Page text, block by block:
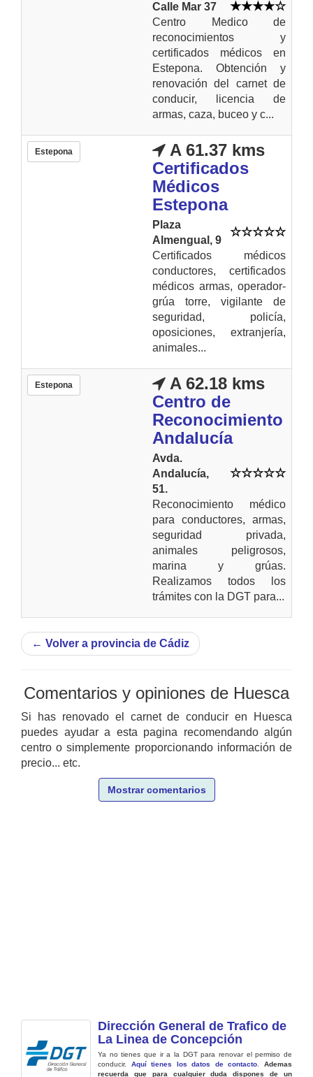
Calle Mar 37
Centro Medico de
reconocimientos y
certificados médicos en
Estepona. Obtención y
renovación del carnet de
conducir, licencia de
armas, caza, buceo y c...
Estepona
A 61.37 kms
Certificados
Médicos
Estepona
Plaza
Almengual, 9
Certificados médicos
conductores, certificados
médicos armas, operador-
grúa torre, vigilante de
seguridad, policía,
oposiciones, extranjería,
animales...
Estepona
A 62.18 kms
Centro de
Reconocimiento
Andalucía
Avda.
Andalucía,
51.
Reconocimiento médico
para conductores, armas,
seguridad privada,
animales peligrosos,
marina y grúas.
Realizamos todos los
trámites con la DGT para...
← Volver a provincia de Cádiz
Comentarios y opiniones de Huesca
Si has renovado el carnet de conducir en Huesca
puedes ayudar a esta pagina recomendando algún
centro o simplemente proporcionando información de
precio... etc.
Mostrar comentarios
Dirección General de Trafico de
La Linea de Concepción
Ya no tienes que ir a la DGT para renovar el permiso de
conducir. Aquí tienes los datos de contacto .Ademas
recuerda que para cualquier duda dispones de un